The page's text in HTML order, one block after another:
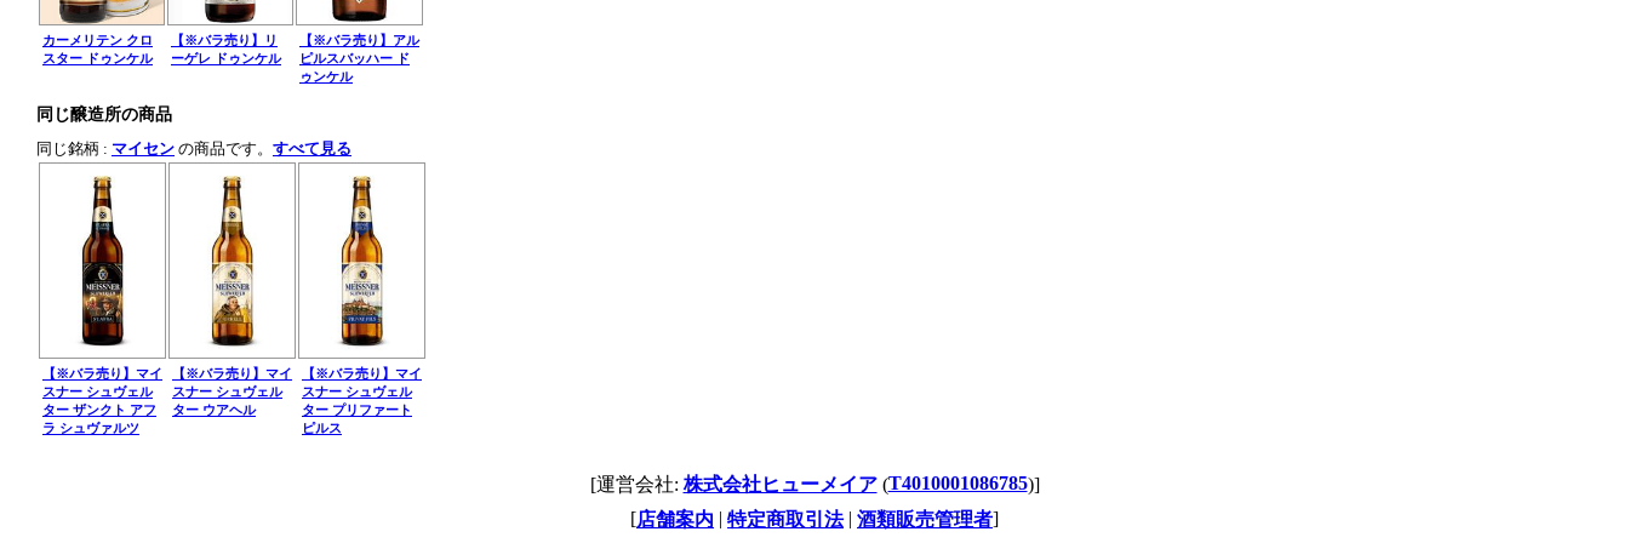
カーメリテン クロ
スター ドゥンケル
【※バラ売り】リ
ーゲレ ドゥンケル
【※バラ売り】アル
ピルスバッハー ド
ゥンケル
同じ醸造所の商品
同じ銘柄 : マイセン の商品です。 すべて見る
【※バラ売り】マイ
スナー シュヴェル
ター ザンクト アフ
ラ シュヴァルツ
【※バラ売り】マイ
スナー シュヴェル
ター ウアヘル
【※バラ売り】マイ
スナー シュヴェル
ター プリファート
ピルス
[運営会社: 株式会社ヒューメイア(T4010001086785)]
[店舗案内 | 特定商取引法| 酒類販売管理者]